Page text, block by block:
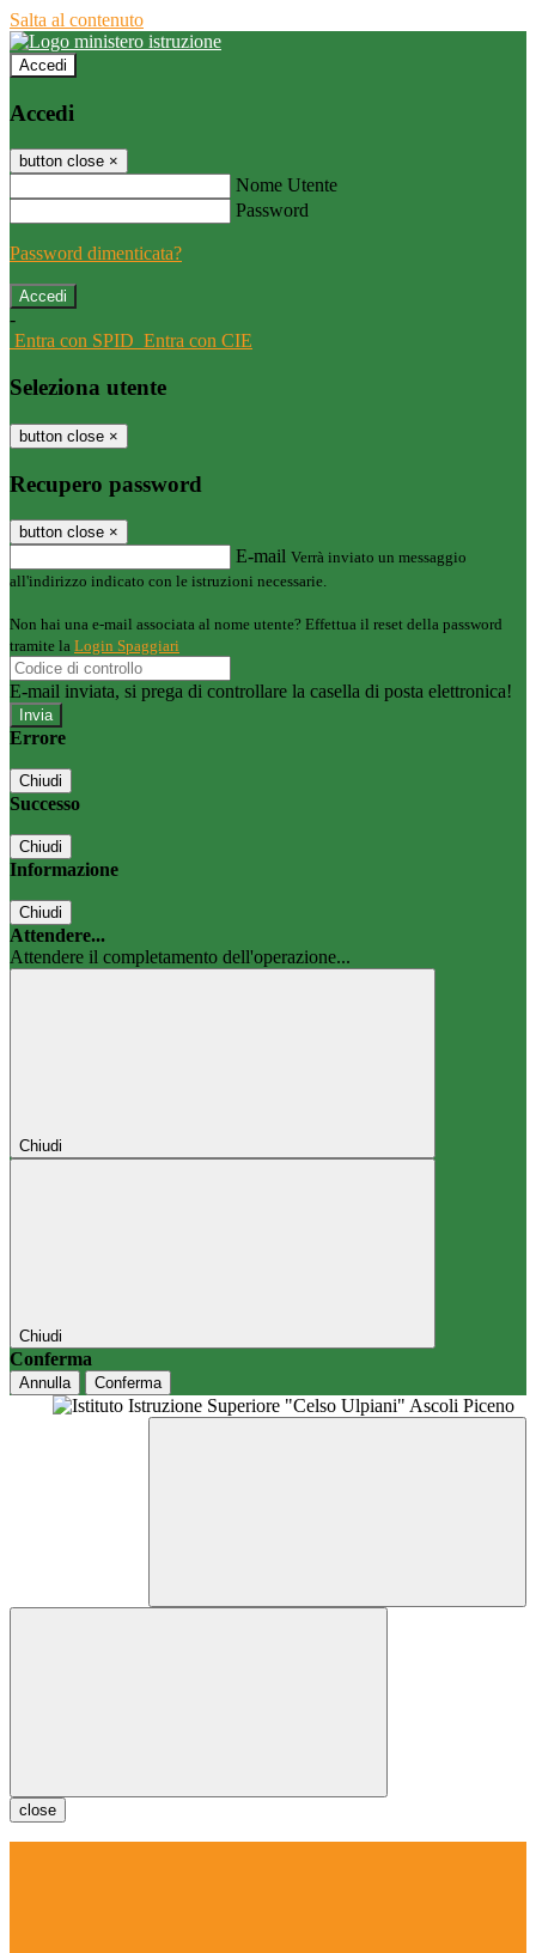
Salta al contenuto
Accedi
Accedi
button close ×
Nome Utente
Password
Password dimenticata?
-
Entra con SPID Entra con CIE
Seleziona utente
button close ×
Recupero password
button close ×
E-mail Verrà inviato un messaggio
all'indirizzo indicato con le istruzioni necessarie.
Non hai una e-mail associata al nome utente? Effettua il reset della password
tramite la Login Spaggiari
E-mail inviata, si prega di controllare la casella di posta elettronica!
Errore
Chiudi
Successo
Chiudi
Informazione
Chiudi
Attendere...
Attendere il completamento dell'operazione...
Chiudi
Chiudi
Conferma
Annulla Conferma
close